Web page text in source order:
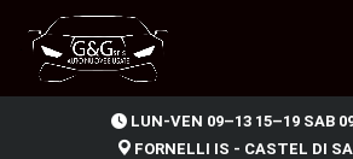
LUN-VEN 09–13 15–19 SAB
FORNELLI IS - CASTEL DI